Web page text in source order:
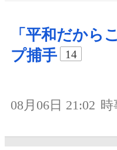
「平和だから
プ捕手
14
08月06日 21:02 時